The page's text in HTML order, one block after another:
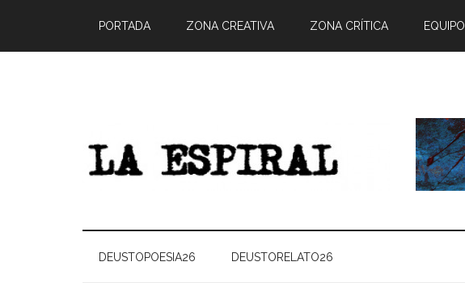
PORTADA ZONA CREATIVA ZONA CRÍTICA EQUIPO
DEUSTOPOESIA26 DEUSTORELATO26